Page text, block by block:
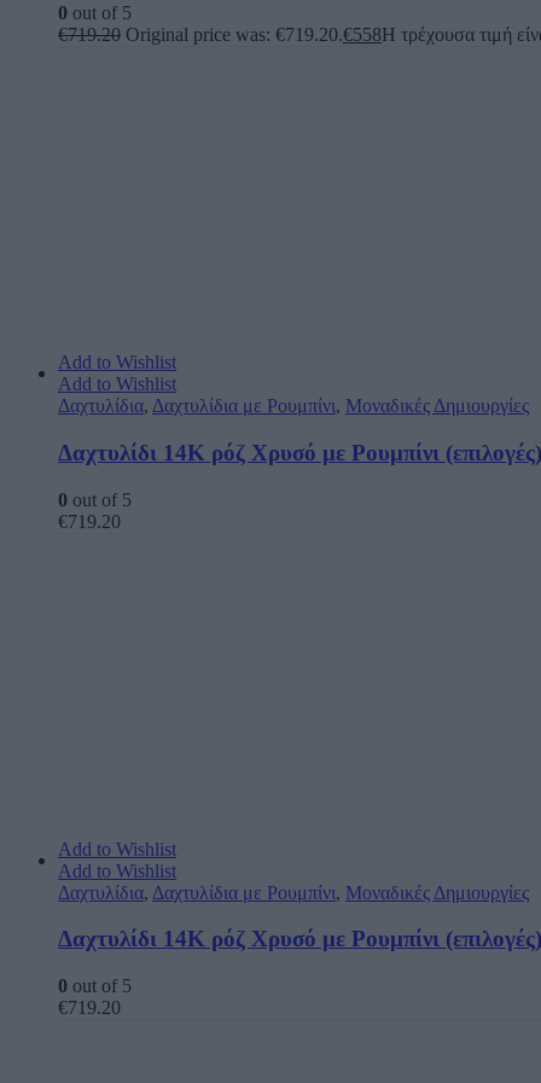
0 out of 5
€719.20 Original price was: €719.20.€558Η τρέχουσα τιμή
Add to Wishlist
Add to Wishlist
Δαχτυλίδια, Δαχτυλίδια με Ρουμπίνι, Μοναδικές Δημιουργίες
Δαχτυλίδι 14Κ ρόζ Χρυσό με Ρουμπίνι
0 out of 5
€719.20
Add to Wishlist
Add to Wishlist
Δαχτυλίδια, Δαχτυλίδια με Ρουμπίνι, Μοναδικές Δημιουργίες
Δαχτυλίδι 14Κ ρόζ Χρυσό με Ρουμπίνι
0 out of 5
€719.20